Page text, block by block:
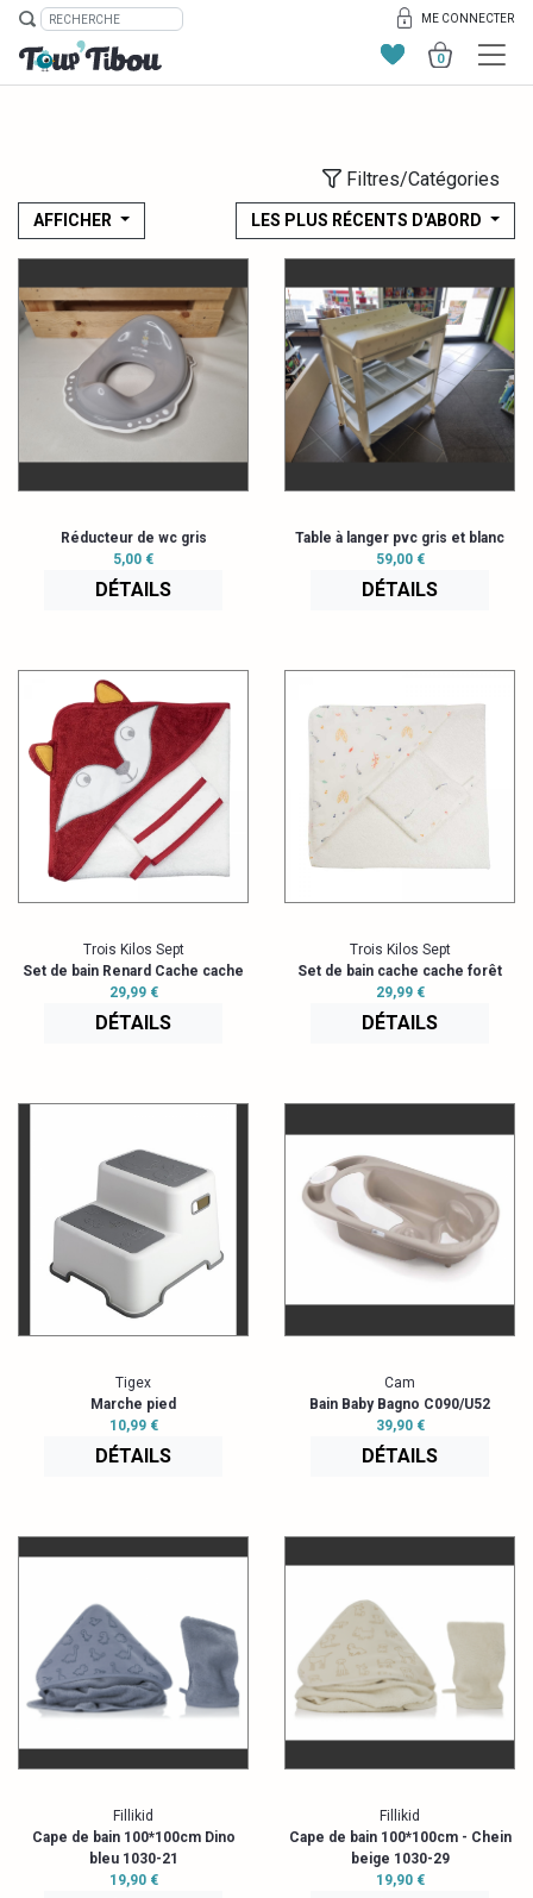
ME CONNECTER
0
Filtres/Catégories
AFFICHER LES PLUS RÉCENTS D'ABORD
Réducteur de wc gris
5,00 €
DÉTAILS
Table à langer pvc gris et blanc
59,00 €
DÉTAILS
Trois Kilos Sept
Set de bain Renard Cache cache
29,99 €
DÉTAILS
Trois Kilos Sept
Set de bain cache cache forêt
29,99 €
DÉTAILS
Tigex
Marche pied
10,99 €
DÉTAILS
Cam
Bain Baby Bagno C090/U52
39,90 €
DÉTAILS
Fillikid
Cape de bain 100*100cm Dino
bleu 1030-21
19,90 €
Fillikid
Cape de bain 100*100cm - Chein
beige 1030-29
19,90 €